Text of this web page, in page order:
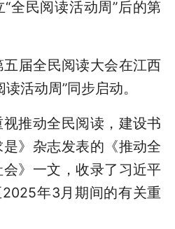
全民阅读活动周”后的第
届全民阅读大会在江西
活动周”同步启动。
推动全民阅读，建设书
》杂志发表的《推动全
》一文，收录了习近平
年3月期间的有关重